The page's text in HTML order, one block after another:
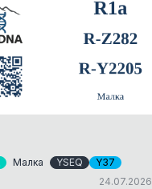
Малка YSEQ
Y37
24.07.2026